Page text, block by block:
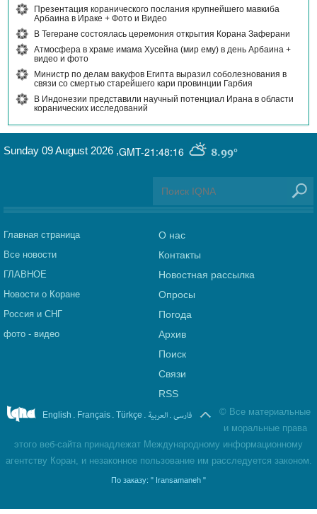
Презентация коранического послания крупнейшего мавкиба
Арбаина в Ираке + Фото и Видео
В Тегеране состоялась церемония открытия Корана Заферани
Атмосфера в храме имама Хусейна (мир ему) в день Арбаина +
видео и фото
Министр по делам вакуфов Египта выразил соболезнования в
связи со смертью старейшего кари провинции Гарбия
В Индонезии представили научный потенциал Ирана в области
коранических исследований
GMT-21:48:16 8.99°
Sunday 09 August 2026 ,
Главная страница
Все новости
ГЛАВНОЕ
Новости о Коране
Россия и СНГ
фото - видео
О нас
Контакты
Новостная рассылка
Опросы
Погода
Архив
Поиск
Связи
RSS
English . Français . Türkçe . العربیة . فارسی © Все материальные
и моральные права
этого веб-сайта принадлежат Международному информационному
агентству Коран, и незаконное пользование им расследуется законом.
По заказу: " Iransamaneh "